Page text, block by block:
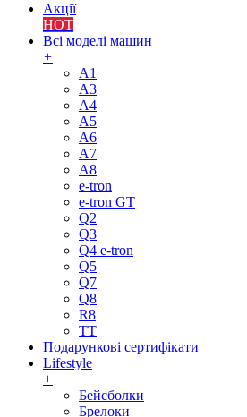
Акції
HOT
Всі моделі машин
+
A1
A3
A4
A5
A6
A7
A8
e-tron
e-tron GT
Q2
Q3
Q4 e-tron
Q5
Q7
Q8
R8
TT
Подарункові сертифікати
Lifestyle
+
Бейсболки
Брелоки